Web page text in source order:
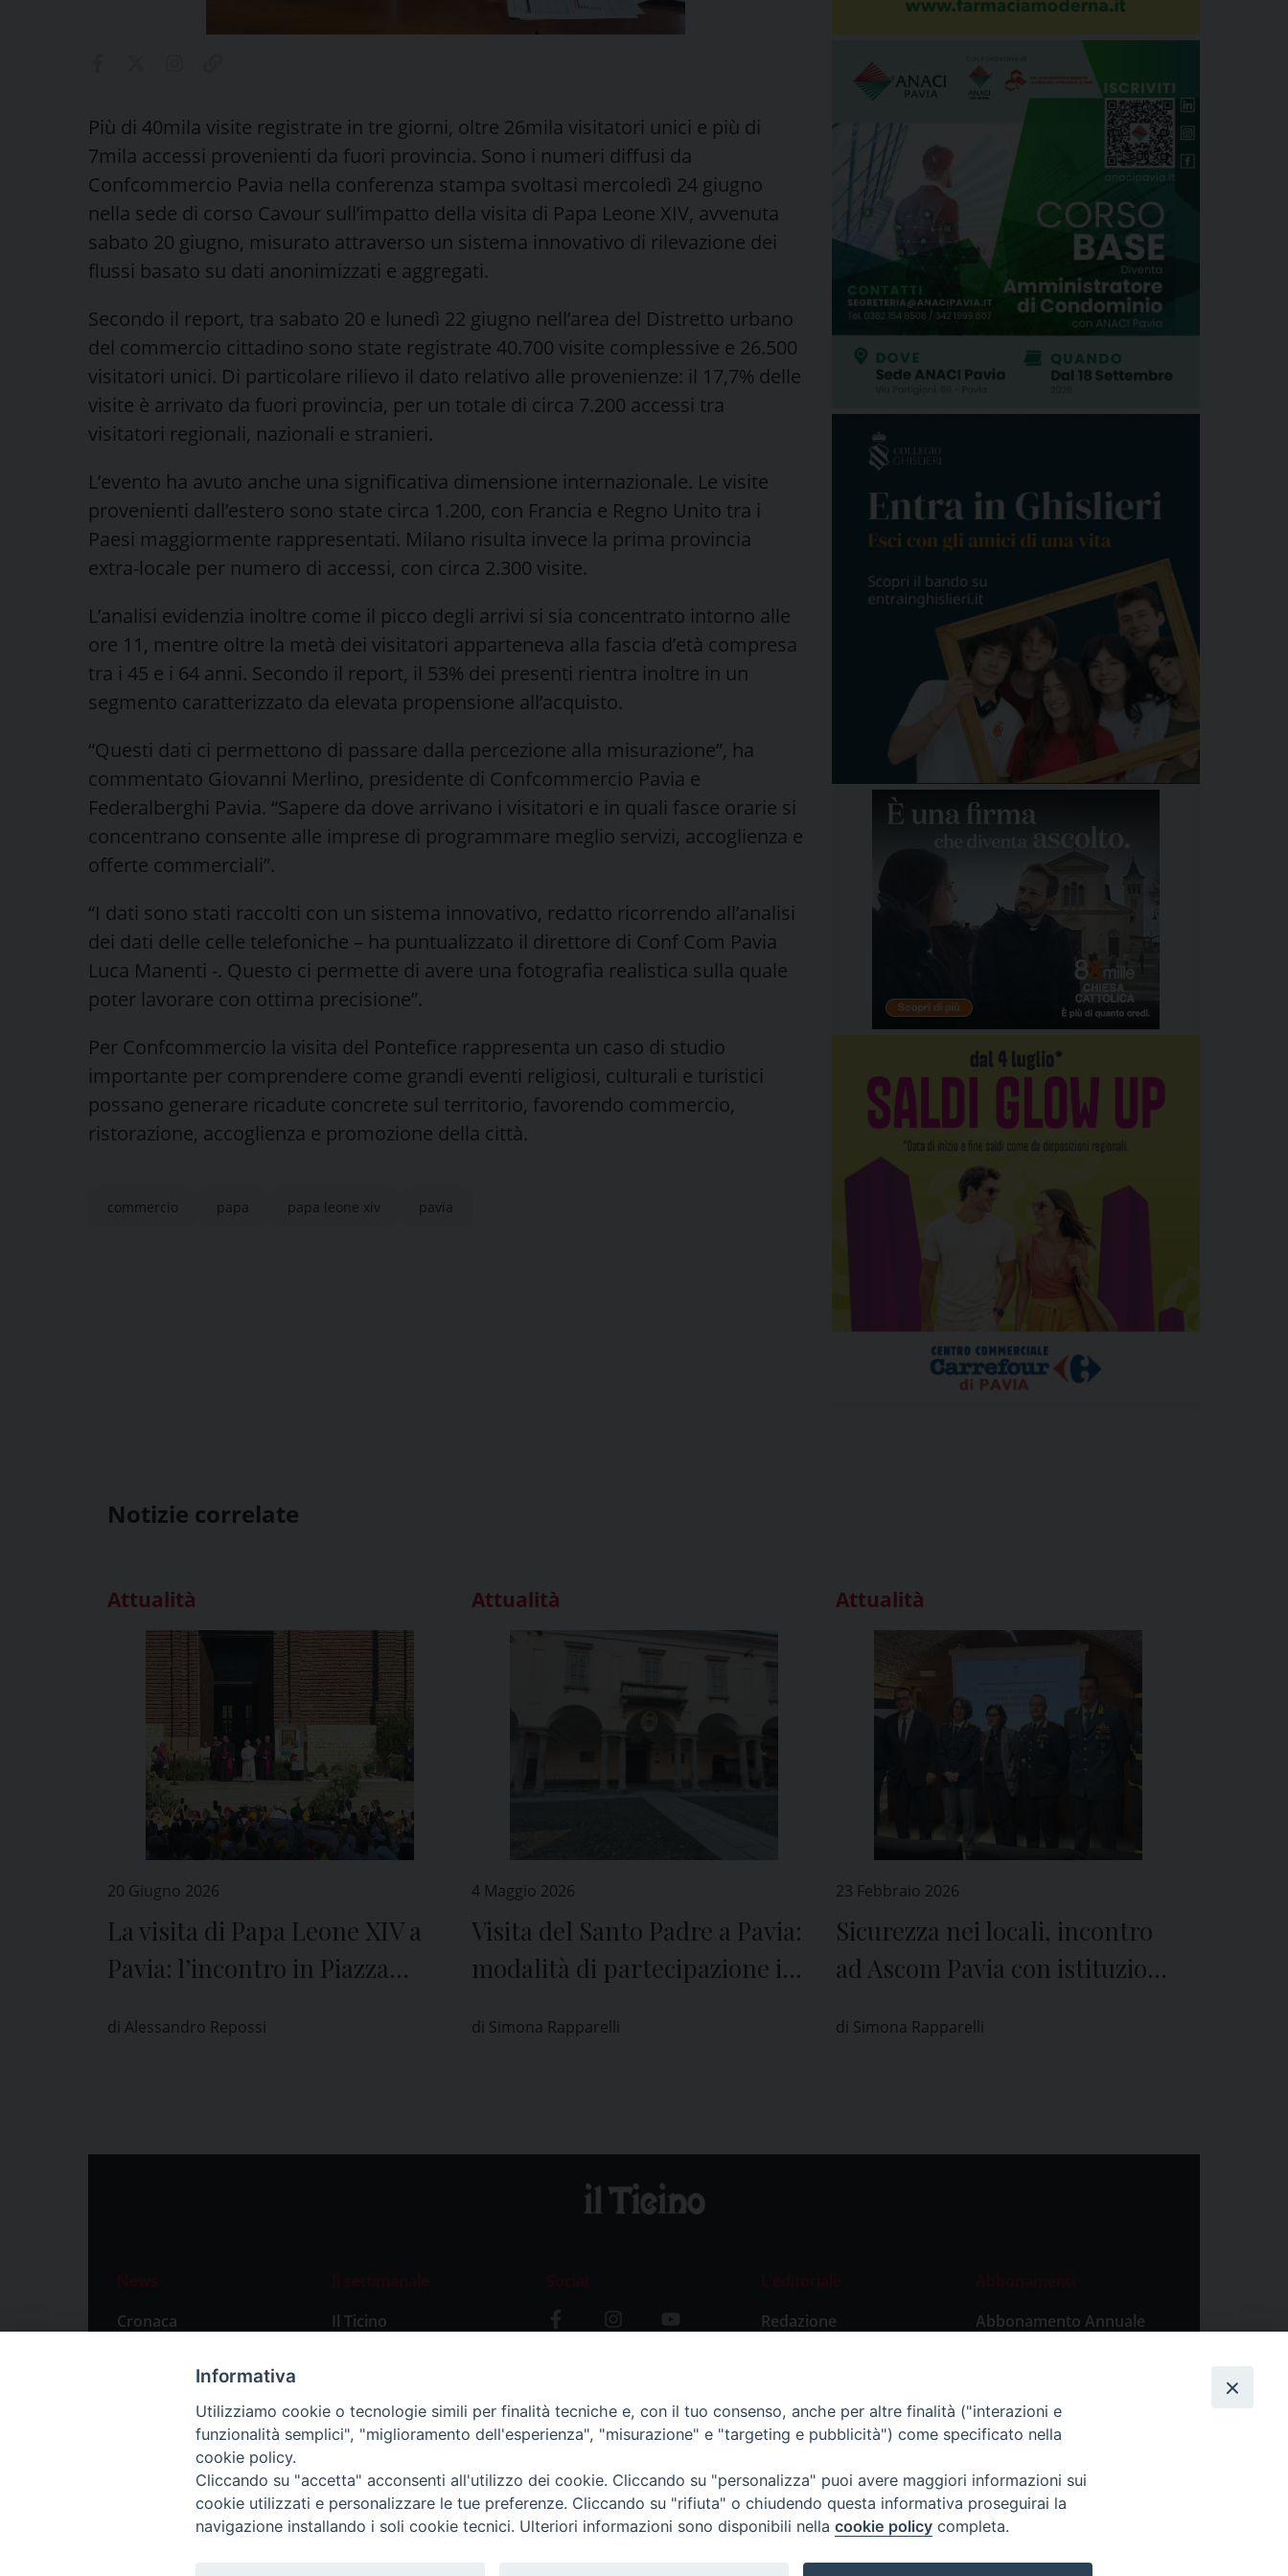
Più di 40mila visite registrate in tre giorni, oltre 26mila visitatori unici e più di
7mila accessi provenienti da fuori provincia. Sono i numeri diffusi da
Confcommercio Pavia nella conferenza stampa svoltasi mercoledì 24 giugno
nella sede di corso Cavour sull’impatto della visita di Papa Leone XIV, avvenuta
sabato 20 giugno, misurato attraverso un sistema innovativo di rilevazione dei
flussi basato su dati anonimizzati e aggregati.
Secondo il report, tra sabato 20 e lunedì 22 giugno nell’area del Distretto urbano
del commercio cittadino sono state registrate 40.700 visite complessive e 26.500
visitatori unici. Di particolare rilievo il dato relativo alle provenienze: il 17,7% delle
visite è arrivato da fuori provincia, per un totale di circa 7.200 accessi tra
visitatori regionali, nazionali e stranieri.
L’evento ha avuto anche una significativa dimensione internazionale. Le visite
provenienti dall’estero sono state circa 1.200, con Francia e Regno Unito tra i
Paesi maggiormente rappresentati. Milano risulta invece la prima provincia
extra-locale per numero di accessi, con circa 2.300 visite.
L’analisi evidenzia inoltre come il picco degli arrivi si sia concentrato intorno alle
ore 11, mentre oltre la metà dei visitatori apparteneva alla fascia d’età compresa
tra i 45 e i 64 anni. Secondo il report, il 53% dei presenti rientra inoltre in un
segmento caratterizzato da elevata propensione all’acquisto.
“Questi dati ci permettono di passare dalla percezione alla misurazione”, ha
commentato Giovanni Merlino, presidente di Confcommercio Pavia e
Federalberghi Pavia. “Sapere da dove arrivano i visitatori e in quali fasce orarie si
concentrano consente alle imprese di programmare meglio servizi, accoglienza e
offerte commerciali”.
“I dati sono stati raccolti con un sistema innovativo, redatto ricorrendo all’analisi
dei dati delle celle telefoniche – ha puntualizzato il direttore di Conf Com Pavia
Luca Manenti -. Questo ci permette di avere una fotografia realistica sulla quale
poter lavorare con ottima precisione”.
Per Confcommercio la visita del Pontefice rappresenta un caso di studio
importante per comprendere come grandi eventi religiosi, culturali e turistici
possano generare ricadute concrete sul territorio, favorendo commercio,
ristorazione, accoglienza e promozione della città.
commercio papa papa leone xiv pavia
Notizie correlate
Attualità
20 Giugno 2026
La visita di Papa Leone XIV a
Pavia: l’incontro in Piazza
giovani dei Grest e la comunità
di Alessandro Repossi
Attualità
4 Maggio 2026
Visita del Santo Padre a Pavia:
modalità di partecipazione in
di Simona Rapparelli
Attualità
23 Febbraio 2026
Sicurezza nei locali, incontro
ad Ascom Pavia con istituzioni
di Simona Rapparelli
News
Cronaca
Primo Piano
Il settimanale
Il Ticino
Social
L’editoriale
Redazione
Abbonamenti
Abbonamento Annuale
Abbonamento Singola
Informativa
Utilizziamo cookie o tecnologie simili per finalità tecniche e, con il tuo consenso, anche per altre finalità ("interazioni e
funzionalità semplici", "miglioramento dell'esperienza", "misurazione" e "targeting e pubblicità") come specificato nella
cookie policy.
Cliccando su "accetta" acconsenti all'utilizzo dei cookie. Cliccando su "personalizza" puoi avere maggiori informazioni sui
cookie utilizzati e personalizzare le tue preferenze. Cliccando su "rifiuta" o chiudendo questa informativa proseguirai la
navigazione installando i soli cookie tecnici. Ulteriori informazioni sono disponibili nella cookie policy completa.